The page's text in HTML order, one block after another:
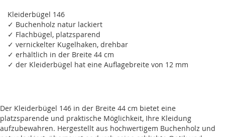
Kleiderbügel 146
✓ Buchenholz natur lackiert
✓ Flachbügel, platzsparend
✓ vernickelter Kugelhaken, drehbar
✓ erhältlich in der Breite 44 cm
✓ der Kleiderbügel hat eine Auflagebreite von 12 mm
Der Kleiderbügel 146 in der Breite 44 cm bietet eine
platzsparende und praktische Möglichkeit, Ihre Kleidung
aufzubewahren. Hergestellt aus hochwertigem Buchenholz und